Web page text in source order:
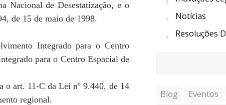
Nacional de Desestatização, e o
de 15 de maio de 1998.
Integrado para o Centro
para o Centro Espacial de
o art. 11-C da Lei nº 9.440, de 14
regional.
Notícias
Resoluções
Blog Eventos